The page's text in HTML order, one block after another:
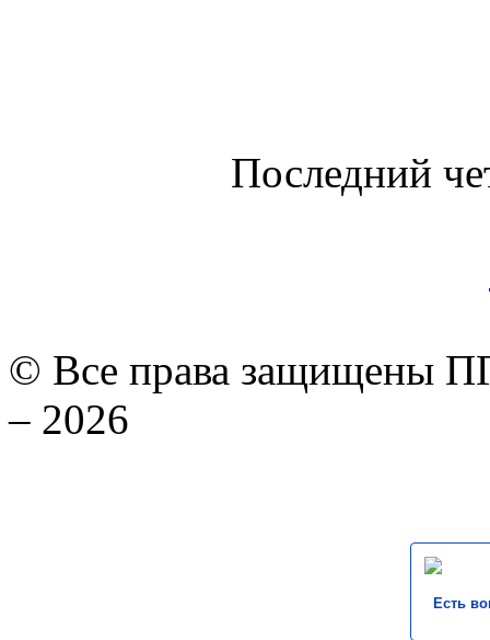
Последний
© Все права защищены
– 2026
Есть